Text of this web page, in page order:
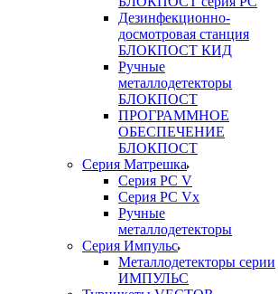
Дезинфекционно-
досмотровая станция
БЛОКПОСТ КИД
Ручные
металлодетекторы
БЛОКПОСТ
ПРОГРАММНОЕ
ОБЕСПЕЧЕНИЕ
БЛОКПОСТ
Серия Матрешка
Серия PC V
Серия PC Vx
Ручные
металлодетекторы
Серия Импульс
Металлодетекторы серии
ИМПУЛЬС